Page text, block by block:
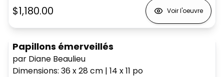
$1,180.00 Voir l'oeuvre
Papillons émerveillés
par Diane Beaulieu
Dimensions: 36 x 28cm | 14 x 11 po